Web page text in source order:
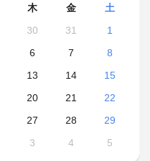
木 金
土
30 31
1
6 7
8
13 14
15
20 21
22
27 28
29
3 4 5